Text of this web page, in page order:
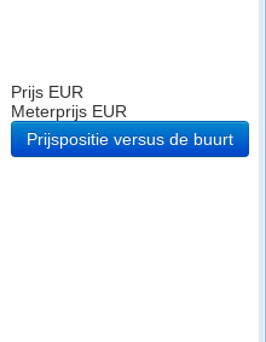
Prijs EUR
Meterprijs EUR
Prijspositie versus de buurt